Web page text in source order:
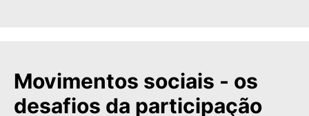
Movimentos sociais - os
desafios da participação